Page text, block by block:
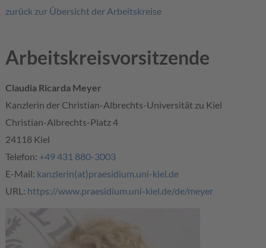
zurück zur Übersicht der Arbeitskreise
Arbeitskreisvorsitzende
Claudia Ricarda Meyer
Kanzlerin der Christian-Albrechts-Universität zu Kiel
Christian-Albrechts-Platz 4
24118 Kiel
Telefon: +49 431 880-3003
E-Mail: kanzlerin(at)praesidium.uni-kiel.de
URL: https://www.praesidium.uni-kiel.de/de/meyer